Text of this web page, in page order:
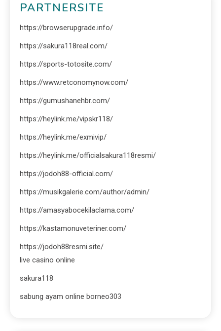
PARTNERSITE
https://browserupgrade.info/
https://sakura118real.com/
https://sports-totosite.com/
https://www.retconomynow.com/
https://gumushanehbr.com/
https://heylink.me/vipskr118/
https://heylink.me/exmivip/
https://heylink.me/officialsakura118resmi/
https://jodoh88-official.com/
https://musikgalerie.com/author/admin/
https://amasyabocekilaclama.com/
https://kastamonuveteriner.com/
https://jodoh88resmi.site/
live casino online
sakura118
sabung ayam online borneo303